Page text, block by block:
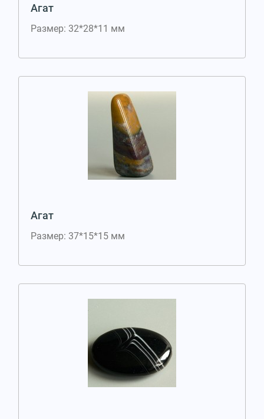
Агат
Размер: 32*28*11 мм
Агат
Размер: 37*15*15 мм